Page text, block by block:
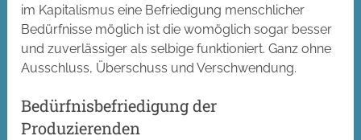
im Kapitalismus eine Befriedigung menschlicher
Bedürfnisse möglich ist die womöglich sogar besser
und zuverlässiger als selbige funktioniert. Ganz ohne
Ausschluss, Überschuss und Verschwendung.
Bedürfnisbefriedigung der
Produzierenden